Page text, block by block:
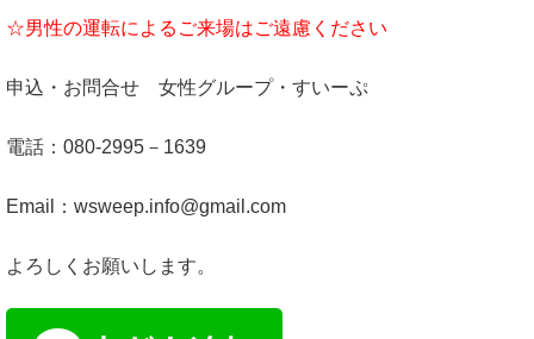
☆男性の運転によるご来場はご遠慮ください
申込・お問合せ 女性グループ・すいーぷ
電話：080-2995－1639
Email：wsweep.info@gmail.com
よろしくお願いします。